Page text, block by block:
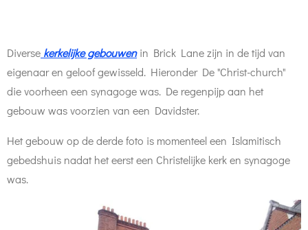
Diverse kerkelijke gebouwenin Brick Lane zijn in de tijd van
eigenaar en geloof gewisseld. Hieronder De "Christ-church"
die voorheen een synagoge was. De regenpijp aan het
gebouw was voorzien van een Davidster.
Het gebouw op de derde foto is momenteel een Islamitisch
gebedshuis nadat het eerst een Christelijke kerk en synagoge
was.